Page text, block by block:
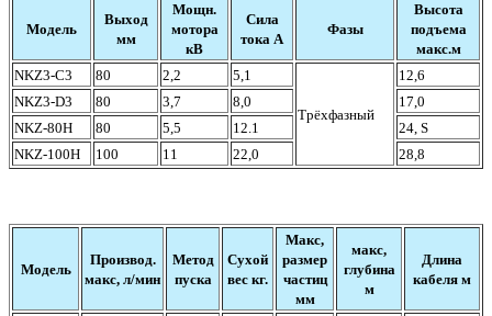
Модель
Выход
мм
Мощн.
мотора
кВ
Сила
тока А
Фазы
Высота
подъема
макс.м
NKZ3-C3
80 2,2 5,1
Трёхфазный
12,6
NKZ3-D3
80 3,7 8,0
17,0
NKZ-80H
80 5,5 12.1
24, S
NKZ-100H
100 11 22,0 28,8
Модель
Производ.
макс, л/мин
Метод
пуска
Сухой
вес кг.
Макс,
размер
частиц
мм
макс,
глубина
м
Длина
кабеля м